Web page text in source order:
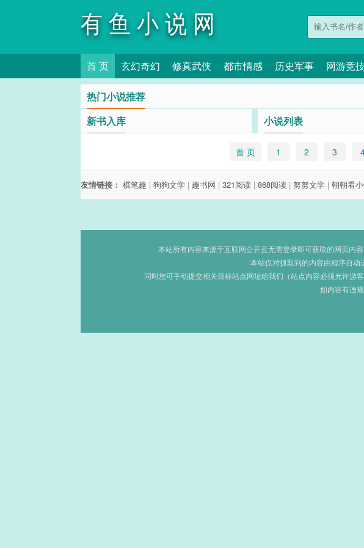
有鱼小说网
首 页 玄幻奇幻 修真武侠 都市情感 历史军事 网游竞
热门小说推荐
新书入库
小说列表
首 页 1 2 3
友情链接： 棋笔趣 | 狗狗文学 | 趣书网 | 321阅读 | 868阅读 | 努努文学 | 朝朝看
本站所有内容来源于互联网公开且无需登录即可获取的网页内
本站仅对抓取到的内容由程序自动
同时您可手动提交相关目标站点网址给我们（站点内容必须允许游
如内容有违